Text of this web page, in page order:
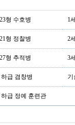
형 수호병 1
형 정찰병 2
형 추적병 3
급 겸창병 기
하급 정예 훈련관